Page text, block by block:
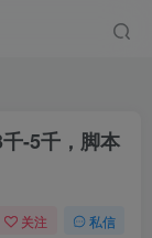
-5千，脚本
关注 私信